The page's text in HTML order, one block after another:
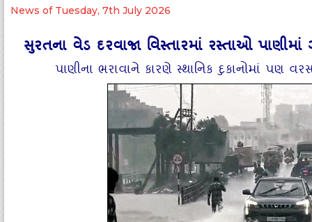
News of Tuesday, 7th July 2026
સુરતના વેડ દરવાજા વિસ્તારમાં રસ્તાઓ
પાણીના ભરાવાને કારણે સ્થાનિક દુકાનોમાં પણ